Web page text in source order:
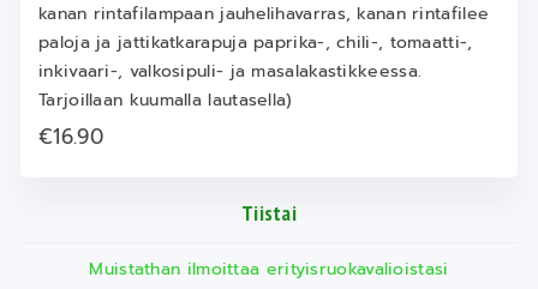
kanan rintafilampaan jauhelihavarras, kanan rintafilee
paloja ja jattikatkarapuja paprika-, chili-, tomaatti-,
inkivaari-, valkosipuli- ja masalakastikkeessa.
Tarjoillaan kuumalla lautasella)
€16.90
Tiistai
Muistathan ilmoittaa erityisruokavalioistasi